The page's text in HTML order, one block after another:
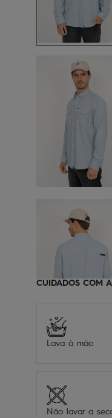
CUIDADOS COM
Lava à mão
Não lavar a